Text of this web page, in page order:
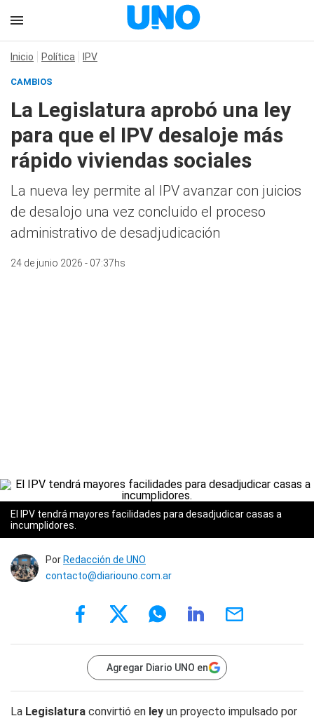
Inicio Política IPV
CAMBIOS
La Legislatura aprobó una ley
para que el IPV desaloje más
rápido viviendas sociales
La nueva ley permite al IPV avanzar con juicios
de desalojo una vez concluido el proceso
administrativo de desadjudicación
24 de junio 2026 - 07:37hs
El IPV tendrá mayores facilidades para desadjudicar casas a
incumplidores.
Por Redacción de UNO
contacto@diariouno.com.ar
Agregar Diario UNO en
La Legislatura convirtió en ley un proyecto impulsado por